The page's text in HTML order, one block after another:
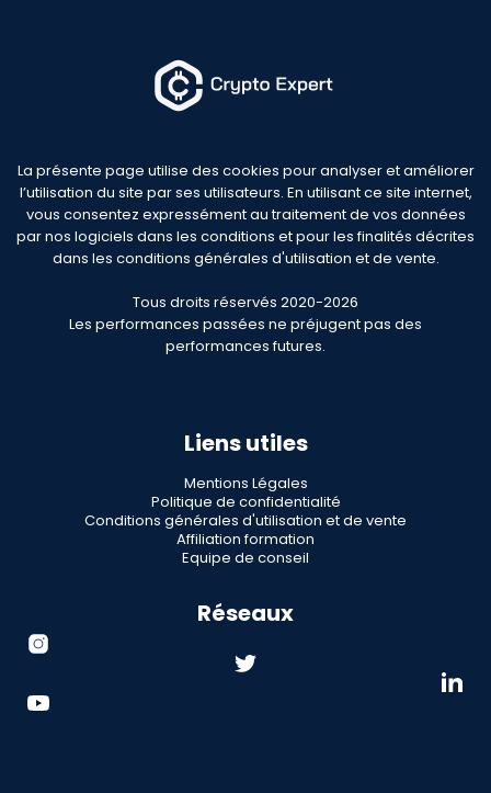
La présente page utilise des cookies pour analyser et améliorer
l’utilisation du site par ses utilisateurs. En utilisant ce site internet,
vous consentez expressément au traitement de vos données
par nos logiciels dans les conditions et pour les finalités décrites
dans les conditions générales d'utilisation et de vente.
Tous droits réservés 2020-2026
Les performances passées ne préjugent pas des
performances futures.
Liens utiles
Mentions Légales
Politique de confidentialité
Conditions générales d'utilisation et de vente
Affiliation formation
Equipe de conseil
Réseaux